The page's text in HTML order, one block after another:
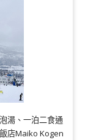
湯、一泊二食通
店Maiko Kogen